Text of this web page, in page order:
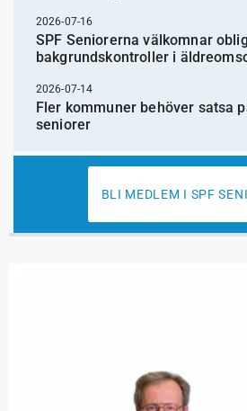
2026-07-16
SPF Seniorerna välkomnar
bakgrundskontroller i
2026-07-14
Fler kommuner behöver satsa
seniorer
BLI MEDLEM I SPF